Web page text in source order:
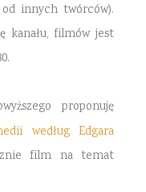
innych twórców).
kanału, filmów jest
proponuję
według Edgara
film na temat